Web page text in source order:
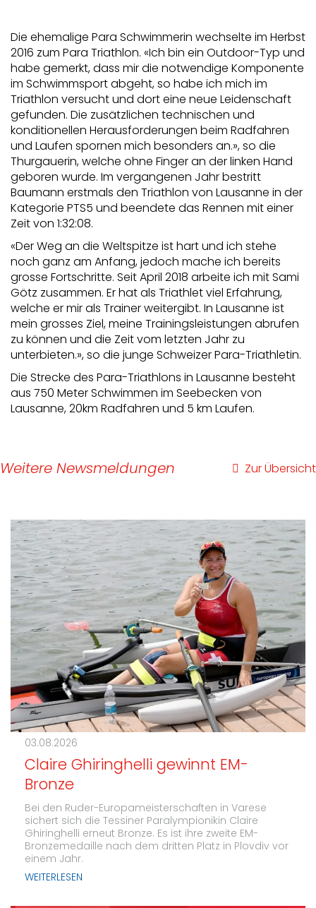
Die ehemalige Para Schwimmerin wechselte im Herbst
2016 zum Para Triathlon. «Ich bin ein Outdoor-Typ und
habe gemerkt, dass mir die notwendige Komponente
im Schwimmsport abgeht, so habe ich mich im
Triathlon versucht und dort eine neue Leidenschaft
gefunden. Die zusätzlichen technischen und
konditionellen Herausforderungen beim Radfahren
und Laufen spornen mich besonders an.», so die
Thurgauerin, welche ohne Finger an der linken Hand
geboren wurde. Im vergangenen Jahr bestritt
Baumann erstmals den Triathlon von Lausanne in der
Kategorie PTS5 und beendete das Rennen mit einer
Zeit von 1:32:08.
«Der Weg an die Weltspitze ist hart und ich stehe
noch ganz am Anfang, jedoch mache ich bereits
grosse Fortschritte. Seit April 2018 arbeite ich mit Sami
Götz zusammen. Er hat als Triathlet viel Erfahrung,
welche er mir als Trainer weitergibt. In Lausanne ist
mein grosses Ziel, meine Trainingsleistungen abrufen
zu können und die Zeit vom letzten Jahr zu
unterbieten.», so die junge Schweizer Para-Triathletin.
Die Strecke des Para-Triathlons in Lausanne besteht
aus 750 Meter Schwimmen im Seebecken von
Lausanne, 20km Radfahren und 5 km Laufen.
Zur Übersicht
Weitere Newsmeldungen
03.08.2026
Claire Ghiringhelli gewinnt EM-
Bronze
Bei den Ruder-Europameisterschaften in Varese
sichert sich die Tessiner Paralympionikin Claire
Ghiringhelli erneut Bronze. Es ist ihre zweite EM-
Bronzemedaille nach dem dritten Platz in Plovdiv vor
einem Jahr.
WEITERLESEN